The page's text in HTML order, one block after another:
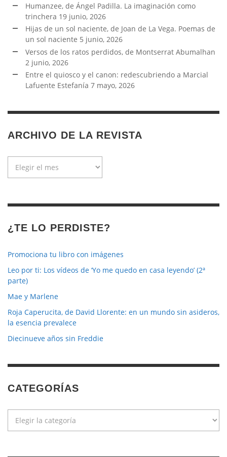
Humanzee, de Ángel Padilla. La imaginación como
trinchera 19 junio, 2026
Hijas de un sol naciente, de Joan de La Vega. Poemas de
un sol naciente 5 junio, 2026
Versos de los ratos perdidos, de Montserrat Abumalhan
2 junio, 2026
Entre el quiosco y el canon: redescubriendo a Marcial
Lafuente Estefanía 7 mayo, 2026
ARCHIVO DE LA REVISTA
¿TE LO PERDISTE?
Promociona tu libro con imágenes
Leo por ti: Los vídeos de ‘Yo me quedo en casa leyendo’ (2ª
parte)
Mae y Marlene
Roja Caperucita, de David Llorente: en un mundo sin asideros,
la esencia prevalece
Diecinueve años sin Freddie
CATEGORÍAS